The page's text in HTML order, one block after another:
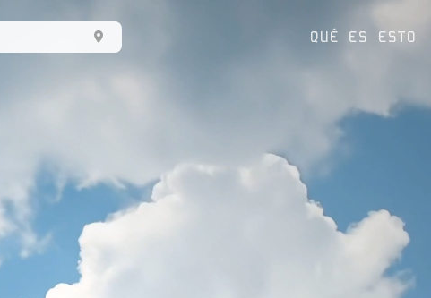
QUÉ ES ESTO